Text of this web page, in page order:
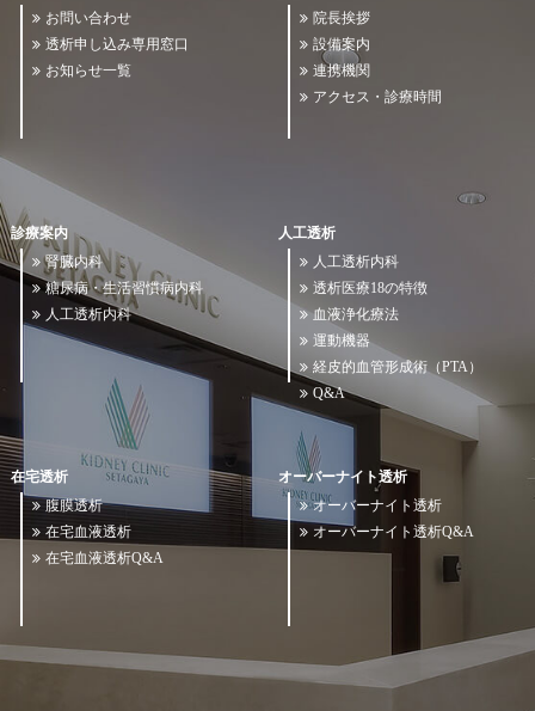
お問い合わせ
透析申し込み専用窓口
お知らせ一覧
院長挨拶
設備案内
連携機関
アクセス・診療時間
診療案内
腎臓内科
糖尿病・生活習慣病内科
人工透析内科
人工透析
人工透析内科
透析医療18の特徴
血液浄化療法
運動機器
経皮的血管形成術（PTA）
Q&A
在宅透析
腹膜透析
在宅血液透析
在宅血液透析Q&A
オーバーナイト透析
オーバーナイト透析
オーバーナイト透析Q&A